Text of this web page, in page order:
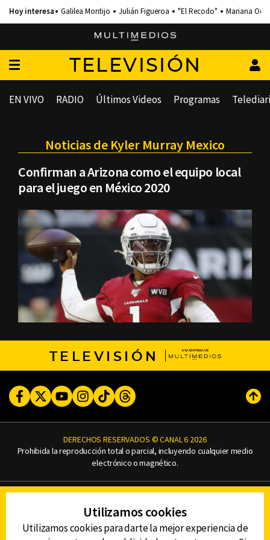
Galilea Montijo Julián Figueroa "El Recodo" Mariana
TELEVISIÓN
EN VIVO RADIO Últimos Videos Programas
Noticias de Kyler Murray Mexico
Confirman a Arizona como el equipo local
para el juego en México 2020
TELEVISIÓN
FacebookTwitterYoutubeInstagram
TikTokThreads
DERECHOS RESERVADOS © CANAL 6 2026
Prohibida la reproducción total o parcial, incluyendo cualquier medio
electrónico o magnético.
AVISO DE PRIVACIDAD
DEFENSORÍA DE LAS AUDIENCIAS
Utilizamos cookies
Utilizamos cookies para darte la mejor experiencia de